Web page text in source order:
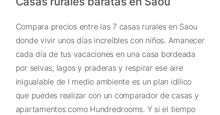
Compara precios entre las 7 casas rurales en Saou
donde vivir unos días increíbles con niños. Amanecer
cada día de tus vacaciones en una casa bordeada
por selvas, lagos y praderas y respirar ese aire
inigualable de l medio ambiente es un plan idílico
que puedes realizar con un comparador de casas y
apartamentos como Hundredrooms. Y si el tiempo